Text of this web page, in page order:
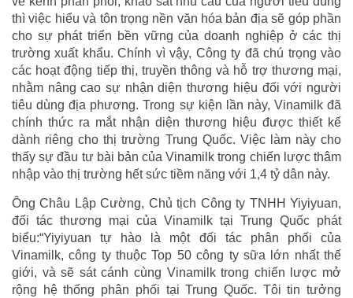
thì việc hiểu và tôn trọng nền văn hóa bản địa sẽ góp phần
cho sự phát triển bền vững của doanh nghiệp ở các thị
trường xuất khẩu. Chính vì vậy, Công ty đã chú trọng vào
các hoạt động tiếp thị, truyền thông và hỗ trợ thương mại,
nhằm nâng cao sự nhận diện thương hiệu đối với người
tiêu dùng địa phương. Trong sự kiện lần này, Vinamilk đã
chính thức ra mắt nhận diện thương hiệu được thiết kế
dành riêng cho thị trường Trung Quốc. Việc làm này cho
thấy sự đầu tư bài bản của Vinamilk trong chiến lược thâm
nhập vào thị trường hết sức tiềm năng với 1,4 tỷ dân này.
Ông Châu Lập Cường, Chủ tịch Công ty TNHH Yiyiyuan,
đối tác thương mại của Vinamilk tại Trung Quốc phát
biểu:“Yiyiyuan tự hào là một đối tác phân phối của
Vinamilk, công ty thuộc Top 50 công ty sữa lớn nhất thế
giới, và sẽ sát cánh cùng Vinamilk trong chiến lược mở
rộng hệ thống phân phối tại Trung Quốc. Tôi tin tưởng